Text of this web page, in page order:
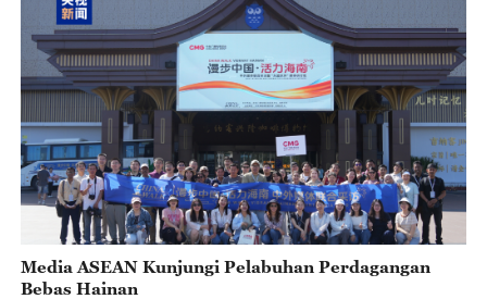
Media ASEAN Kunjungi Pelabuhan Perdagangan
Bebas Hainan